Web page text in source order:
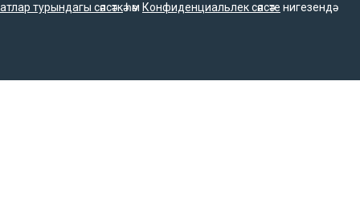
мәгълүмат агентлыгы буларак 15.09.2016 елда
агентлыгы язмаларын һәм материалларын башка
турындагы сәясәткәһәм Конфиденциальлек сәясәте нигезендә